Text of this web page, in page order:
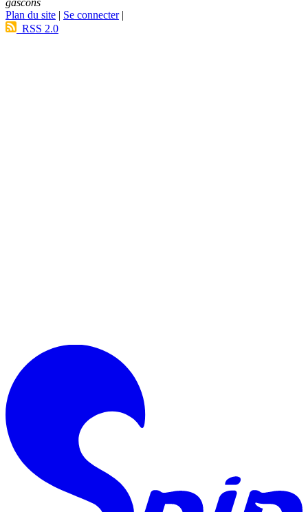
gascons
Plan du site | Se connecter|
RSS 2.0